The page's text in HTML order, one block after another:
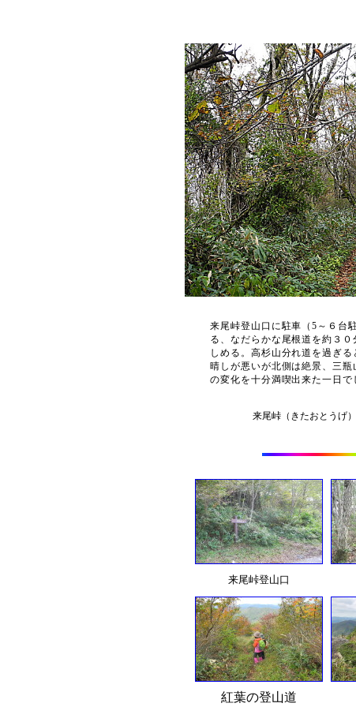
来尾峠登山口に駐車（5～６台
る、なだらかな尾根道を約３
しめる。高杉山分れ道を過ぎ
晴しが悪いが北側は絶景、三
の変化を十分満喫出来た一日で
来尾峠（きたおとうげ
来尾峠登山口
紅葉の登山道